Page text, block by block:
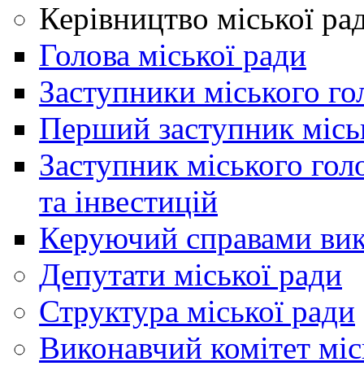
Керівництво міської
Голова міської ради
Заступники міського
Перший заступник
Заступник міського
та інвестицій
Керуючий справами
Депутати міської ради
Структура міської ради
Виконавчий комітет